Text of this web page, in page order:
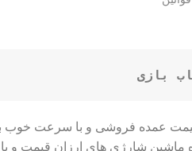
بازی
قیمت عمده فروشی و با سرعت خوب